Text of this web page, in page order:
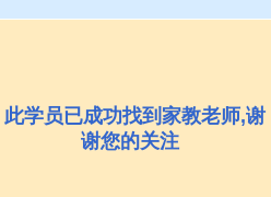
此学员已成功找到家教老师,谢
谢您的关注